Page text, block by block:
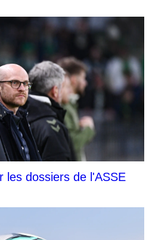
les dossiers de l'ASSE